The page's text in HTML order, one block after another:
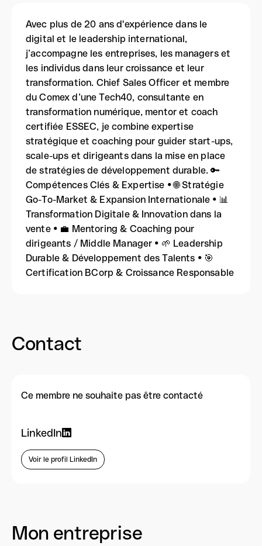
Avec plus de 20 ans d'expérience dans le
digital et le leadership international,
j’accompagne les entreprises, les managers et
les individus dans leur croissance et leur
transformation. Chief Sales Officer et membre
du Comex d’une Tech40, consultante en
transformation numérique, mentor et coach
certifiée ESSEC, je combine expertise
stratégique et coaching pour guider start-ups,
scale-ups et dirigeants dans la mise en place
de stratégies de développement durable. 🔑
Compétences Clés & Expertise • 🌐 Stratégie
Go-To-Market & Expansion Internationale • 📊
Transformation Digitale & Innovation dans la
vente • 💼 Mentoring & Coaching pour
dirigeants / Middle Manager • 🌱 Leadership
Durable & Développement des Talents • 🎯
Certification BCorp & Croissance Responsable
Contact
Ce membre ne souhaite pas être contacté
LinkedIn
Voir le profil LinkedIn
Mon entreprise